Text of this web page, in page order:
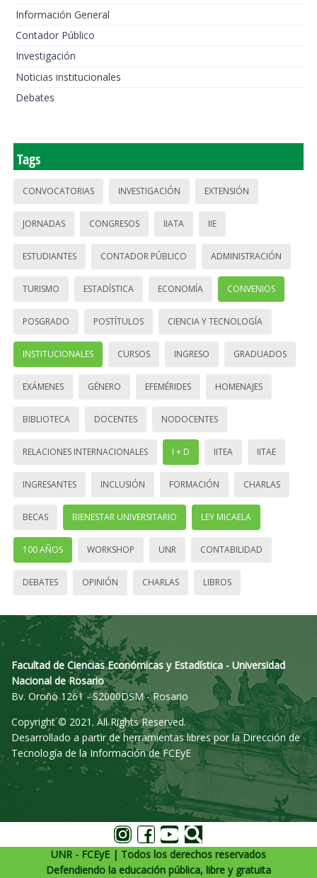
Información General
Contador Público
Investigación
Noticias institucionales
Debates
Tags
CONVOCATORIAS INVESTIGACIÓN EXTENSIÓN
JORNADAS CONGRESOS IIATA IIE
ESTUDIANTES CONTADOR PÚBLICO ADMINISTRACIÓN
TURISMO ESTADÍSTICA ECONOMÍA CONVENIOS
POSGRADO POSTÍTULOS CIENCIA Y TECNOLOGÍA
INSTITUCIONALES CURSOS INGRESO GRADUADOS
EXÁMENES GÉNERO EFEMÉRIDES HOMENAJES
BIBLIOTECA DOCENTES NODOCENTES
RELACIONES INTERNACIONALES I + D IITEA IITAE
INGRESANTES INCLUSIÓN FORMACIÓN CHARLAS
BECAS BIENESTAR UNIVERSITARIO LEY MICAELA
100 AÑOS WORKSHOP UNR CONTABILIDAD
DEBATES OPINIÓN CHARLAS LIBROS
Facultad de Ciencias Económicas y Estadística - Universidad
Nacional de Rosario
Bv. Oroño 1261 - S2000DSM - Rosario
Copyright © 2021. All Rights Reserved.
Desarrollado a partir de herramientas libres por la Dirección de
Tecnología de la Información de FCEyE
UNR - FCEyE | Todos los derechos reservados
Defendiendo la educación pública, libre y gratuita